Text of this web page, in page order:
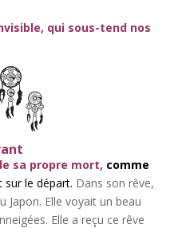
qui sous-tend nos
sa propre mort, comme
sur le départ. Dans son rêve,
Japon. Elle voyait un beau
Elle a reçu ce rêve